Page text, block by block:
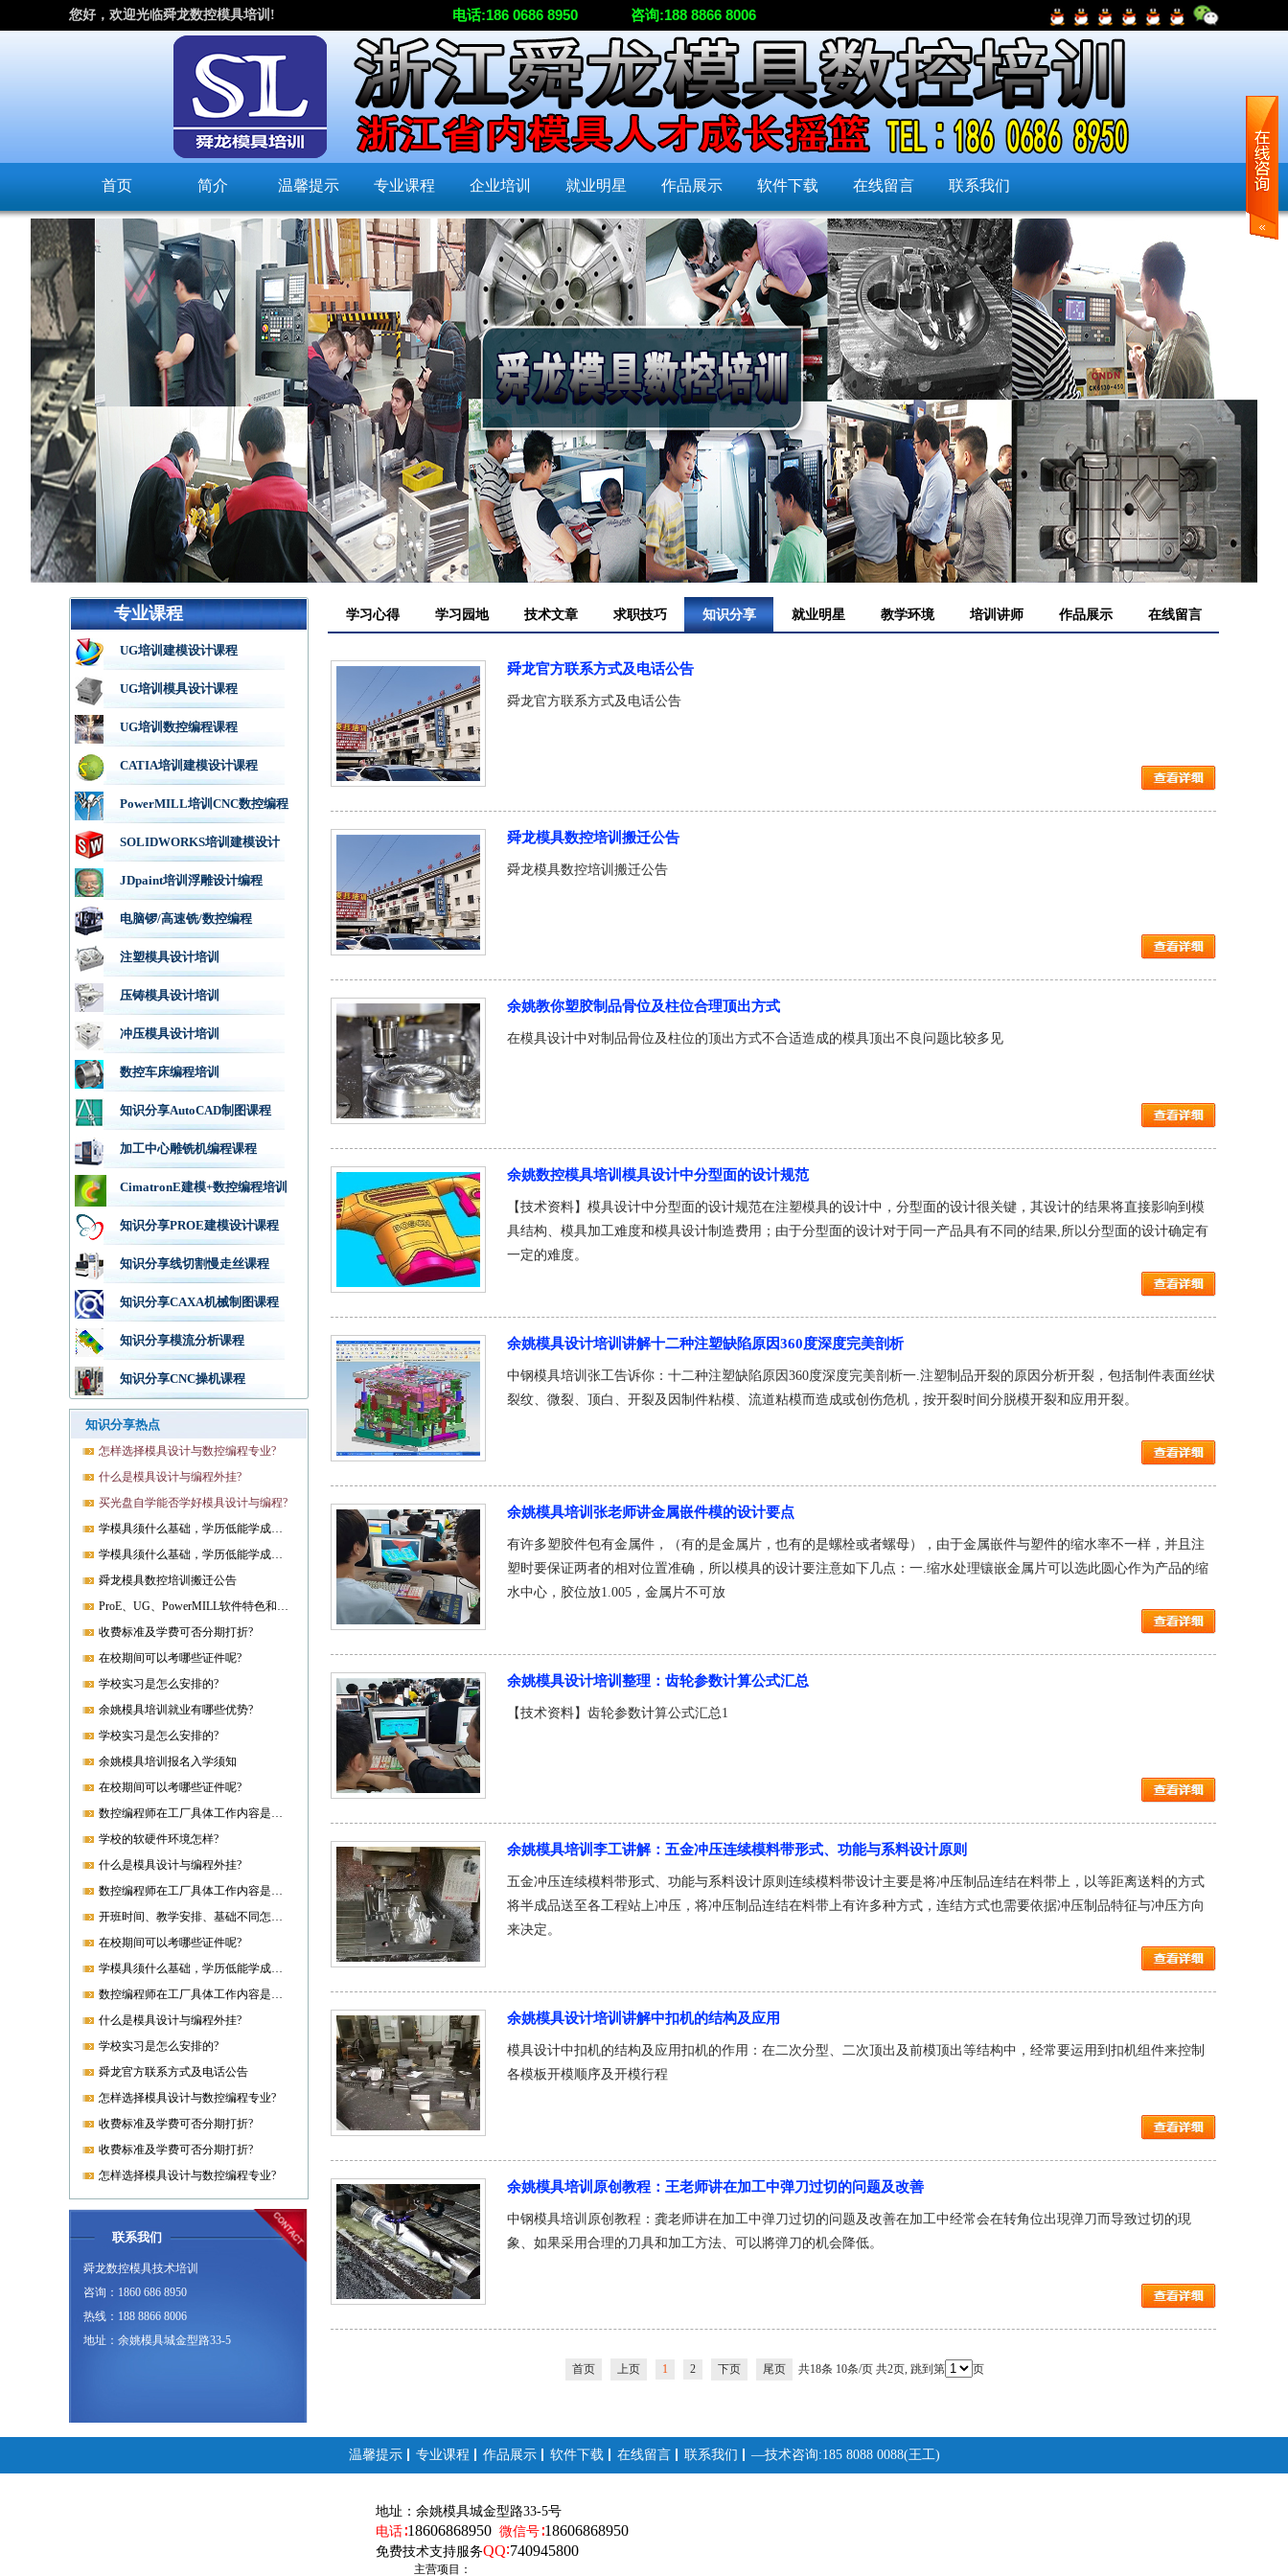
您好，欢迎光临舜龙数控模具培训! 电话:186 0686 8950 咨询:188 8866 8006
首页 简介 温馨提示 专业课程 企业培训 就业明星 作品展示 软件下载 在线留言 联系我们
专业课程
UG培训建模设计课程
UG培训模具设计课程
UG培训数控编程课程
CATIA培训建模设计课程
PowerMILL培训CNC数控编程
SOLIDWORKS培训建模设计
JDpaint培训浮雕设计编程
电脑锣/高速铣/数控编程
注塑模具设计培训
压铸模具设计培训
冲压模具设计培训
数控车床编程培训
知识分享AutoCAD制图课程
加工中心雕铣机编程课程
CimatronE建模+数控编程培训
知识分享PROE建模设计课程
知识分享线切割慢走丝课程
知识分享CAXA机械制图课程
知识分享模流分析课程
知识分享CNC操机课程
知识分享热点
怎样选择模具设计与数控编程专业?
什么是模具设计与编程外挂?
买光盘自学能否学好模具设计与编程?
学模具须什么基础，学历低能学成就业吗?
学模具须什么基础，学历低能学成就业吗?
舜龙模具数控培训搬迁公告
ProE、UG、PowerMILL软件特色和优势?
收费标准及学费可否分期打折?
在校期间可以考哪些证件呢?
学校实习是怎么安排的?
余姚模具培训就业有哪些优势?
学校实习是怎么安排的?
余姚模具培训报名入学须知
在校期间可以考哪些证件呢?
数控编程师在工厂具体工作内容是什么?
学校的软硬件环境怎样?
什么是模具设计与编程外挂?
数控编程师在工厂具体工作内容是什么?
开班时间、教学安排、基础不同怎样开课?
在校期间可以考哪些证件呢?
学模具须什么基础，学历低能学成就业吗?
数控编程师在工厂具体工作内容是什么?
什么是模具设计与编程外挂?
学校实习是怎么安排的?
舜龙官方联系方式及电话公告
怎样选择模具设计与数控编程专业?
收费标准及学费可否分期打折?
收费标准及学费可否分期打折?
怎样选择模具设计与数控编程专业?
联系我们
舜龙数控模具技术培训
咨询：1860 686 8950
热线：188 8866 8006
地址：余姚模具城金型路33-5
学习心得 学习园地 技术文章 求职技巧 知识分享 就业明星 教学环境 培训讲师 作品展示 在线留言
舜龙官方联系方式及电话公告
舜龙官方联系方式及电话公告
舜龙模具数控培训搬迁公告
舜龙模具数控培训搬迁公告
余姚教你塑胶制品骨位及柱位合理顶出方式
在模具设计中对制品骨位及柱位的顶出方式不合适造成的模具顶出不良问题比较多见
余姚数控模具培训模具设计中分型面的设计规范
【技术资料】模具设计中分型面的设计规范在注塑模具的设计中，分型面的设计很关键，其设计的结果将直接影响到模
具结构、模具加工难度和模具设计制造费用；由于分型面的设计对于同一产品具有不同的结果,所以分型面的设计确定有
一定的难度。
余姚模具设计培训讲解十二种注塑缺陷原因360度深度完美剖析
中钢模具培训张工告诉你：十二种注塑缺陷原因360度深度完美剖析一.注塑制品开裂的原因分析开裂，包括制件表面丝状
裂纹、微裂、顶白、开裂及因制件粘模、流道粘模而造成或创伤危机，按开裂时间分脱模开裂和应用开裂。
余姚模具培训张老师讲金属嵌件模的设计要点
有许多塑胶件包有金属件，（有的是金属片，也有的是螺栓或者螺母），由于金属嵌件与塑件的缩水率不一样，并且注
塑时要保证两者的相对位置准确，所以模具的设计要注意如下几点：一.缩水处理镶嵌金属片可以选此圆心作为产品的缩
水中心，胶位放1.005，金属片不可放
余姚模具设计培训整理：齿轮参数计算公式汇总
【技术资料】齿轮参数计算公式汇总1
余姚模具培训李工讲解：五金冲压连续模料带形式、功能与系料设计原则
五金冲压连续模料带形式、功能与系料设计原则连续模料带设计主要是将冲压制品连结在料带上，以等距离送料的方式
将半成品送至各工程站上冲压，将冲压制品连结在料带上有许多种方式，连结方式也需要依据冲压制品特征与冲压方向
来决定。
余姚模具设计培训讲解中扣机的结构及应用
模具设计中扣机的结构及应用扣机的作用：在二次分型、二次顶出及前模顶出等结构中，经常要运用到扣机组件来控制
各模板开模顺序及开模行程
余姚模具培训原创教程：王老师讲在加工中弹刀过切的问题及改善
中钢模具培训原创教程：龚老师讲在加工中弹刀过切的问题及改善在加工中经常会在转角位出現弹刀而导致过切的現
象、如果采用合理的刀具和加工方法、可以將弹刀的机会降低。
首页 上页 1 2 下页 尾页 共18条 10条/页 共2页, 跳到第 页
温馨提示 专业课程 作品展示 软件下载 在线留言 联系我们 —技术咨询:185 8088 0088(王工)
地址： 余姚模具城金型路33-5号
电话∶18606868950 微信号∶18606868950
免费技术支持服务QQ∶740945800
主营项目：